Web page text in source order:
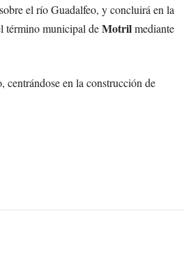
el río Guadalfeo, y concluirá en la
término municipal deMotrilmediante
centrándose en la construcción de